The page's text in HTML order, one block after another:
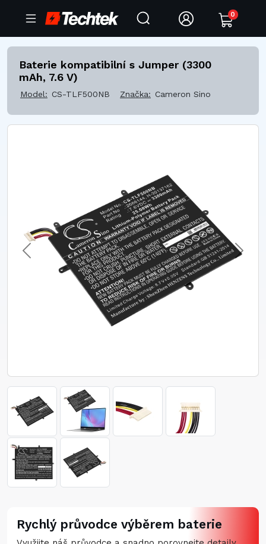
0
Baterie kompatibilní s Jumper (3300
mAh, 7.6 V)
Model: CS-TLF500NB Značka: Cameron Sino
Rychlý průvodce výběrem baterie